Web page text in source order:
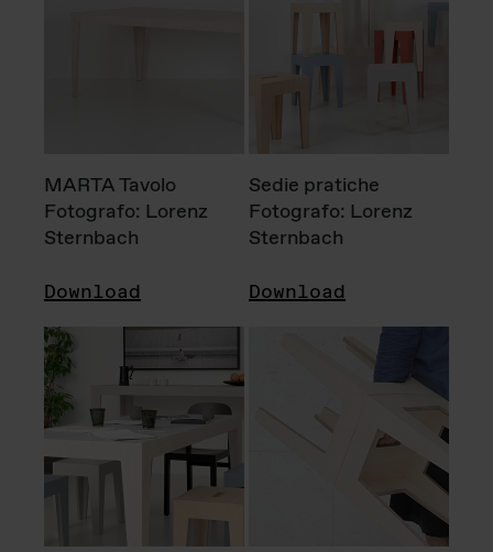
MARTA Tavolo
Fotografo: Lorenz
Sternbach
Download
Sedie pratiche
Fotografo: Lorenz
Sternbach
Download